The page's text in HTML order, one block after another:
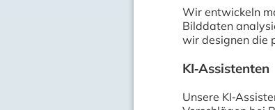
Wir entwickeln
Bilddaten
wir designen die
KI‑Assistenten
Unsere